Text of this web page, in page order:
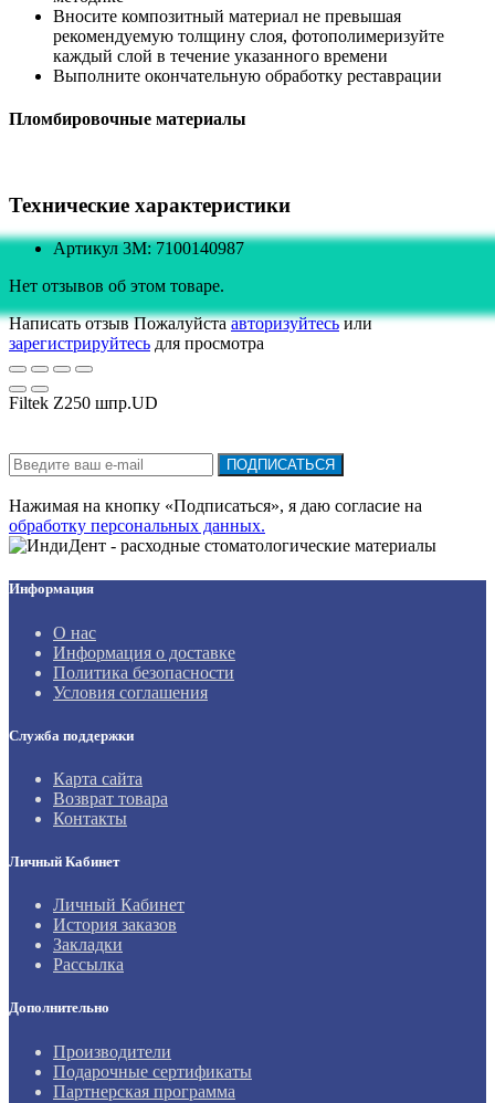
Вносите композитный материал не превышая
рекомендуемую толщину слоя, фотополимеризуйте
каждый слой в течение указанного времени
Выполните окончательную обработку реставрации
Пломбировочные материалы
Технические характеристики
Артикул 3M: 7100140987
Нет отзывов об этом товаре.
Написать отзывПожалуйстаавторизуйтесьили
зарегистрируйтесь для просмотра
Filtek Z250 шпр.UD
ПОДПИСАТЬСЯ
Нажимая на кнопку «Подписаться», я даю cогласие на
обработку персональных данных.
Информация
О нас
Информация о доставке
Политика безопасности
Условия соглашения
Служба поддержки
Карта сайта
Возврат товара
Контакты
Личный Кабинет
Личный Кабинет
История заказов
Закладки
Рассылка
Дополнительно
Производители
Подарочные сертификаты
Партнерская программа